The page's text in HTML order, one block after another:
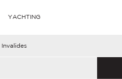
YACHTING
Invalides